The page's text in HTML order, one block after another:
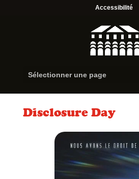
Accessibilité
Sélectionner une page
Disclosure Day